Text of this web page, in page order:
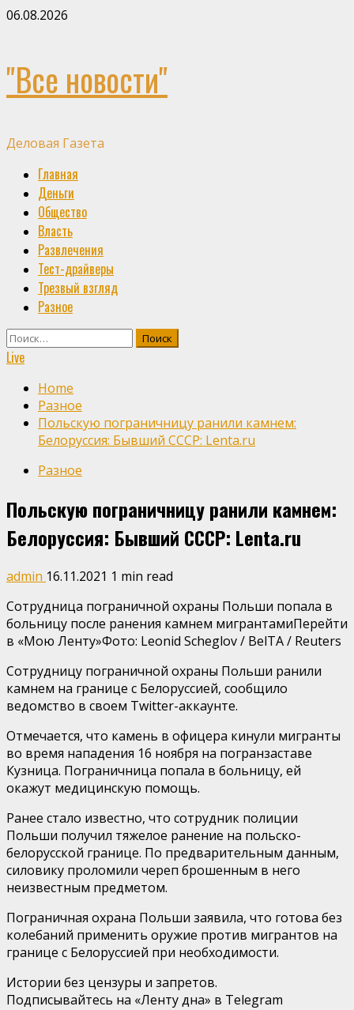
Skip
06.08.2026
"Все новости"
Деловая Газета
Primary
Menu
Главная
Деньги
Общество
Власть
Развлечения
Тест-драйверы
Трезвый взгляд
Разное
Найти:
Live
Home
Разное
Польскую пограничницу ранили камнем:
Белоруссия: Бывший СССР: Lenta.ru
Разное
Польскую пограничницу ранили камнем:
Белоруссия: Бывший СССР: Lenta.ru
admin 16.11.2021 1 min read
Сотрудница пограничной охраны Польши попала в
больницу после ранения камнем мигрантамиПерейти
в «Мою Ленту»Фото: Leonid Scheglov / BelTA / Reuters
Сотрудницу пограничной охраны Польши ранили
камнем на границе с Белоруссией, сообщило
ведомство в своем Twitter-аккаунте.
Отмечается, что камень в офицера кинули мигранты
во время нападения 16 ноября на погранзаставе
Кузница. Пограничница попала в больницу, ей
окажут медицинскую помощь.
Ранее стало известно, что сотрудник полиции
Польши получил тяжелое ранение на польско-
белорусской границе. По предварительным данным,
силовику проломили череп брошенным в него
неизвестным предметом.
Пограничная охрана Польши заявила, что готова без
колебаний применить оружие против мигрантов на
границе с Белоруссией при необходимости.
Истории без цензуры и запретов.
Подписывайтесь на «Ленту дна» в Telegram